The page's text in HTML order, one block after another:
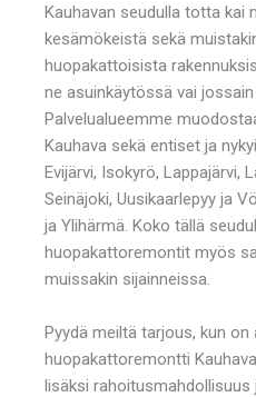
Kauhavan seudulla totta kai
kesämökeistä sekä
huopakattoisista
ne asuinkäytössä vai
Palvelualueemme
Kauhava sekä entiset ja
Evijärvi, Isokyrö, Lappajärvi,
Seinäjoki, Uusikaarlepyy ja
ja Ylihärmä. Koko tällä
huopakattoremontit myös
muissakin sijainneissa.
Pyydä meiltä tarjous, kun on
huopakattoremontti
lisäksi rahoitusmahdollisuus